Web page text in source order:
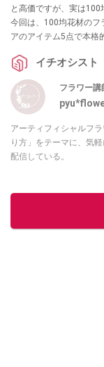
と高価ですが、実は100
今回は、100均花材のフ
アのアイテム5点で本格
しくご紹介します。
イチオシスト
フラワー
アーティフィシャルフ
り方」をテーマに、気
配信している。